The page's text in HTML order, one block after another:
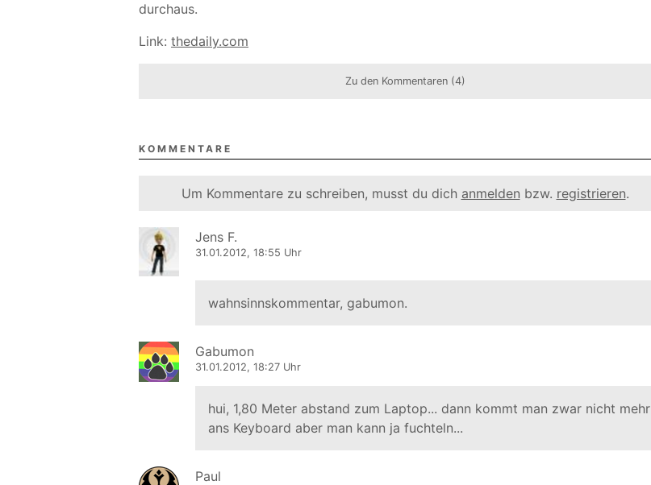
durchaus.
Link: thedaily.com
Zu den Kommentaren (4)
KOMMENTARE
Um Kommentare zu schreiben, musst du dich anmelden bzw. registrieren.
Jens F.
31.01.2012, 18:55 Uhr
wahnsinnskommentar, gabumon.
Gabumon
31.01.2012, 18:27 Uhr
hui, 1,80 Meter abstand zum Laptop... dann kommt man zwar nicht mehr
ans Keyboard aber man kann ja fuchteln...
Paul